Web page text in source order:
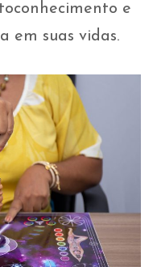
e
em suas vidas.